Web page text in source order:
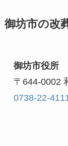
御坊市の改
御坊市役所
〒644-0002
0738-22-